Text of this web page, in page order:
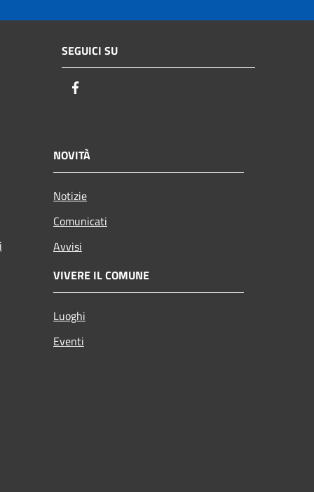
SEGUICI SU
NOVITÀ
Notizie
Comunicati
Avvisi
VIVERE IL COMUNE
Luoghi
Eventi